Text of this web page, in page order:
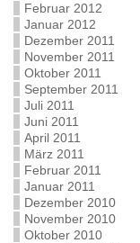
Februar 2012
Januar 2012
Dezember 2011
November 2011
Oktober 2011
September 2011
Juli 2011
Juni 2011
April 2011
März 2011
Februar 2011
Januar 2011
Dezember 2010
November 2010
Oktober 2010